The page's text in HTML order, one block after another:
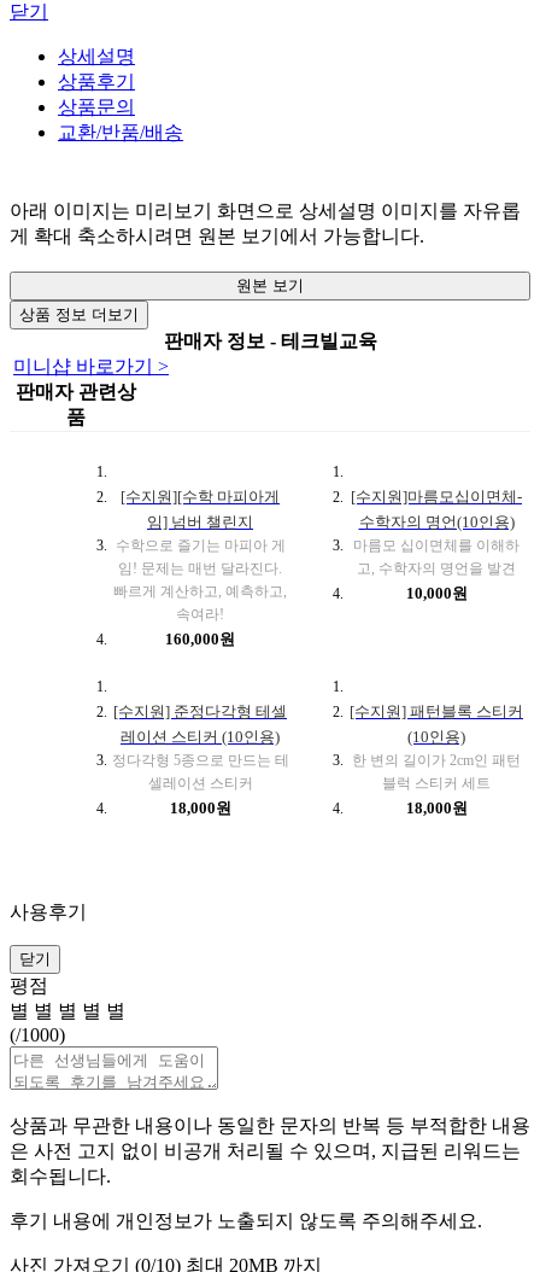
닫기
상세설명
상품후기
상품문의
교환/반품/배송
아래 이미지는 미리보기 화면으로 상세설명 이미지를 자유롭
게 확대 축소하시려면 원본 보기에서 가능합니다.
원본 보기
상품 정보 더보기
판매자 정보 - 테크빌교육
미니샵 바로가기 >
판매자 관련상
품
[수지원][수학 마피아게
임] 넘버 챌린지
수학으로 즐기는 마피아 게
임! 문제는 매번 달라진다.
빠르게 계산하고, 예측하고,
속여라!
160,000원
[수지원]마름모십이면체-
수학자의 명언(10인용)
마름모 십이면체를 이해하
고, 수학자의 명언을 발견
10,000원
[수지원] 준정다각형 테셀
레이션 스티커 (10인용)
정다각형 5종으로 만드는 테
셀레이션 스티커
18,000원
[수지원] 패턴블록 스티커
(10인용)
한 변의 길이가 2cm인 패턴
블럭 스티커 세트
18,000원
사용후기
닫기
평점
별 별 별 별 별
(/1000)
상품과 무관한 내용이나 동일한 문자의 반복 등 부적합한 내용
은 사전 고지 없이 비공개 처리될 수 있으며, 지급된 리워드는
회수됩니다.
후기 내용에 개인정보가 노출되지 않도록 주의해주세요.
사진 가져오기 (0/10) 최대 20MB 까지